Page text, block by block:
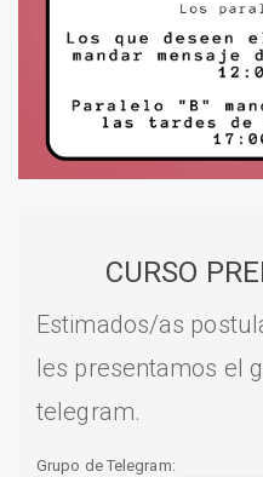
CURSO
Estimados/as
les presentamos el
telegram.
Grupo de Telegram: